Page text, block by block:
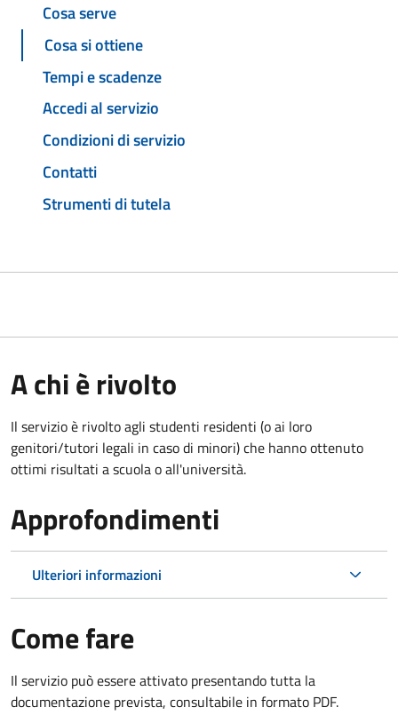
Cosa serve
Cosa si ottiene
Tempi e scadenze
Accedi al servizio
Condizioni di servizio
Contatti
Strumenti di tutela
A chi è rivolto
Il servizio è rivolto agli studenti residenti (o ai loro
genitori/tutori legali in caso di minori) che hanno ottenuto
ottimi risultati a scuola o all'università.
Approfondimenti
Ulteriori informazioni
Come fare
Il servizio può essere attivato presentando tutta la
documentazione prevista, consultabile in formato PDF.